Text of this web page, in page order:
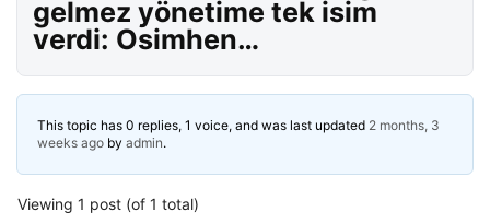
gelmez yönetime tek isim
verdi: Osimhen…
This topic has 0 replies, 1 voice, and was last updated 2 months, 3
weeks ago by admin.
Viewing 1 post (of 1 total)